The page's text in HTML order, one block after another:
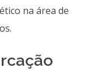
na área de